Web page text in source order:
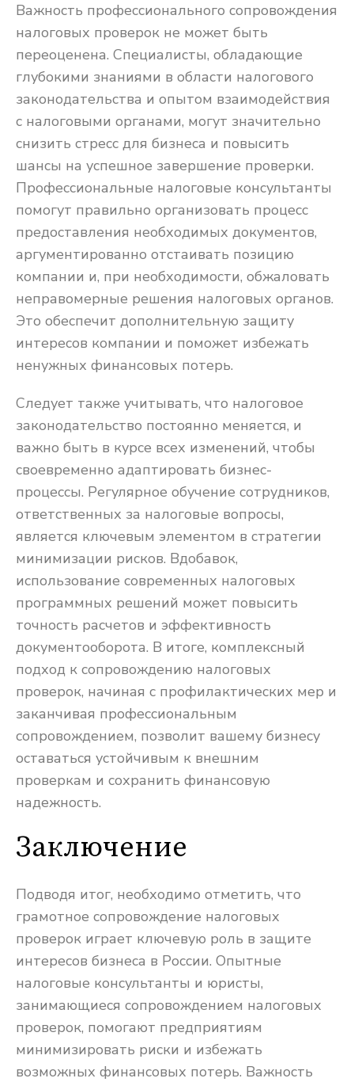
Важность профессионального сопровождения
налоговых проверок не может быть
переоценена. Специалисты, обладающие
глубокими знаниями в области налогового
законодательства и опытом взаимодействия
с налоговыми органами, могут значительно
снизить стресс для бизнеса и повысить
шансы на успешное завершение проверки.
Профессиональные налоговые консультанты
помогут правильно организовать процесс
предоставления необходимых документов,
аргументированно отстаивать позицию
компании и, при необходимости, обжаловать
неправомерные решения налоговых органов.
Это обеспечит дополнительную защиту
интересов компании и поможет избежать
ненужных финансовых потерь.
Следует также учитывать, что налоговое
законодательство постоянно меняется, и
важно быть в курсе всех изменений, чтобы
своевременно адаптировать бизнес-
процессы. Регулярное обучение сотрудников,
ответственных за налоговые вопросы,
является ключевым элементом в стратегии
минимизации рисков. Вдобавок,
использование современных налоговых
программных решений может повысить
точность расчетов и эффективность
документооборота. В итоге, комплексный
подход к сопровождению налоговых
проверок, начиная с профилактических мер и
заканчивая профессиональным
сопровождением, позволит вашему бизнесу
оставаться устойчивым к внешним
проверкам и сохранить финансовую
надежность.
Заключение
Подводя итог, необходимо отметить, что
грамотное сопровождение налоговых
проверок играет ключевую роль в защите
интересов бизнеса в России. Опытные
налоговые консультанты и юристы,
занимающиеся сопровождением налоговых
проверок, помогают предприятиям
минимизировать риски и избежать
возможных финансовых потерь. Важность